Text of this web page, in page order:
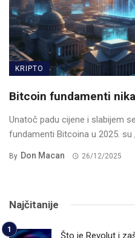
KRIPTO
Bitcoin fundamenti
Unatoč padu cijene i slabijem
fundamenti Bitcoina u 2025. su
By Don Macan 26/12/2025
Najčitanije
Što je Revolut i